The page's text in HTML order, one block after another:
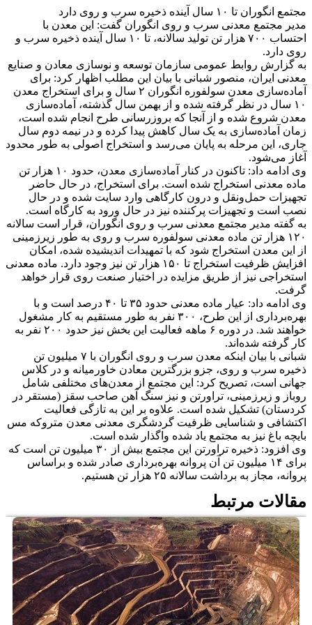
مجتمع انگوران تا ۱۰ سال آینده ذخیره سرب و روی دارد
مدیر مجتمع معدنی سرب و روی انگوران گفت: این معدن با
احتساب ۷۰۰ هزار تن تولید سالانه، تا ۱۰ سال آینده ذخیره سرب و
روی دارد.
به گزارش روابط عمومی سازمان توسعه و نوسازی معادن و صنایع
معدنی ایران، منصور شبانی با بیان این مطلب اظهار کرد: برای
آماده‌سازی معدن سولفوره انگوران ۲ سال و برای استخراج معدن
۱۰ سال در نظر گرفته شده و از بهمن سال گذشته، آماده‌سازی
معدن شروع شده و از آنجا که بروزرسانی طرح انجام شده است،
زمان آماده‌سازی به یک سال کاهش پیدا کرده و در نیمه دوم سال
جاری، این مرحله به پایان می‌رسد و استخراج اصولی به طور محدود
آغاز می‌شود.
وی ادامه داد: تاکنون در کنار آماده‌سازی معدن، حدود ۱۰ هزار تن
ماده معدنی استخراج شده است. برای استخراج، در حال حاضر
تجهیزات حمل‌ونقل و درون کارگاهی وارد سایت شده و در حال
نصب است و تجهیزات پرکننده نیز در حال ورود به کارگاه است.
به گفته مدیر مجتمع معدنی سرب و روی انگوران، قرار است سالانه
۱۲۰ هزار تن ماده معدنی سولفوره سرب و روی به طور زیرزمینی
از این معدن استخراج شود که با تمهیدات اندیشیده شده، امکان
افزایش ظرفیت استخراج تا ۱۵۰ هزار تن نیز وجود دارد. ماده معدنی
استخراجی نیز از طریق مزایده در اختیار صنعت روی قرار خواهد
گرفت.
وی ادامه داد: عیار ماده معدنی حدود ۳۵ تا ۴۰ درصد است و با
بهره‌برداری از این طرح، ۳۰۰ نفر به طور مستقیم به کار مشغول
خواهند شد. در دوره ۶ ماهه فعالیت این بخش نیز حدود ۲۰۰ نفر به
کار گرفته شده‌اند.
شبانی با بیان اینکه معدن سرب و روی انگوران با ۷ میلیون تن
ذخیره سرب و روی، جزو بزرگترین معادن خاورمیانه و در کلاس
جهانی است، تصریح کرد: این مجتمع از معدن‌های مختلفی شامل
روباز و زیرزمینی، تراورتن و نیز سنگ آهن صاحب سقز (مستقر در
کردستان) تشکیل شده است. علاوه بر این به تازگی فعالیت
اکتشافی و شناسایی ظرفیت گردشگری معدنی معدن متروکه مس
بایچه باغ نیز به مجتمع یاد شده واگذار شده است.
وی افزود: ذخیره تراورتن این مجتمع بیش از ۳۰ میلیون تن است که
برای ۱۴ میلیون تن آن پروانه بهره‌برداری صادر شده و براساس
پروانه، مجاز به برداشت سالانه ۲۵ هزار تن هستیم.
مقالات مرتبط